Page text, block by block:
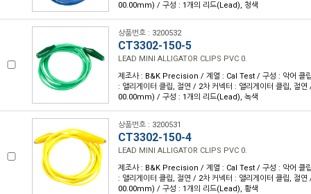
00.00mm) / 구성 : 1개의 리드(Lead), 청색
상품번호 : 3200532
CT3302-150-5
LEAD MINI ALLIGATOR CLIPS PVC 0.
제조사 : B&K Precision / 계열 : Cal Test / 구성 : 악어 클
: 앨리게이터 클립, 절연 / 2차 커넥터 : 앨리게이터 클립, 절
00.00mm) / 구성 : 1개의 리드(Lead), 녹색
상품번호 : 3200531
CT3302-150-4
LEAD MINI ALLIGATOR CLIPS PVC 0.
제조사 : B&K Precision / 계열 : Cal Test / 구성 : 악어 클
: 앨리게이터 클립, 절연 / 2차 커넥터 : 앨리게이터 클립, 절
00.00mm) / 구성 : 1개의 리드(Lead), 황색